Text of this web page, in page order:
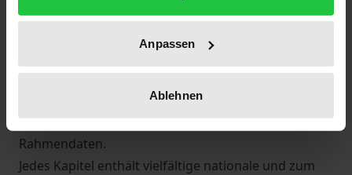
Anpassen
Ablehnen
Stationäre Versorgung in Krankenhäusern und
Fleischeinfuhr und Tierbeständen, Gesetzliche und
private Krankenversicherung, Soziale
Pflegeversicherung sowie zu Finanzierungsfragen
des Gesundheitswesens und wirtschaftlichen
Rahmendaten.
Jedes Kapitel enthält vielfältige nationale und zum